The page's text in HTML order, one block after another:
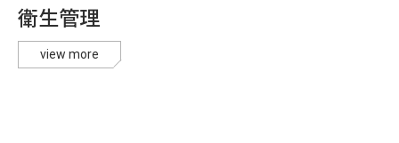
衛生管理
view more